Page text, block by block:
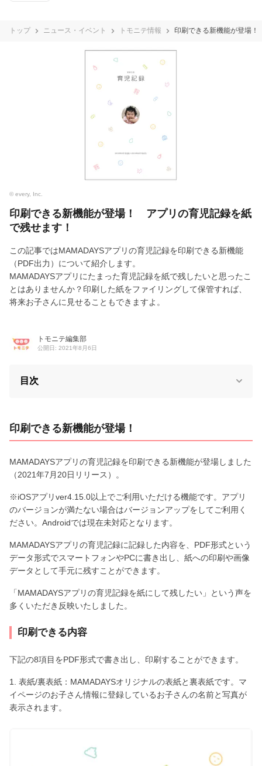
トップ ニュース・イベント トモニテ情報 印刷できる新機能が登場
© every, Inc.
印刷できる新機能が登場！ アプリの育児記録を紙
で残せます！
この記事ではMAMADAYSアプリの育児記録を印刷できる新機能
（PDF出力）について紹介します。
MAMADAYSアプリにたまった育児記録を紙で残したいと思ったこ
とはありませんか？印刷した紙をファイリングして保管すれば、
将来お子さんに見せることもできますよ。
トモニテ編集部
公開日: 2021年8月6日
目次
印刷できる新機能が登場！
MAMADAYSアプリの育児記録を印刷できる新機能が登場しました
（2021年7月20日リリース）。
※iOSアプリver4.15.0以上でご利用いただける機能です。アプリ
のバージョンが満たない場合はバージョンアップをしてご利用く
ださい。Androidでは現在未対応となります。
MAMADAYSアプリの育児記録に記録した内容を、PDF形式という
データ形式でスマートフォンやPCに書き出し、紙への印刷や画像
データとして手元に残すことができます。
「MAMADAYSアプリの育児記録を紙にして残したい」という声を
多くいただき反映いたしました。
印刷できる内容
下記の8項目をPDF形式で書き出し、印刷することができます。
1. 表紙/裏表紙：MAMADAYSオリジナルの表紙と裏表紙です。マ
イページのお子さん情報に登録しているお子さんの名前と写真が
表示されます。